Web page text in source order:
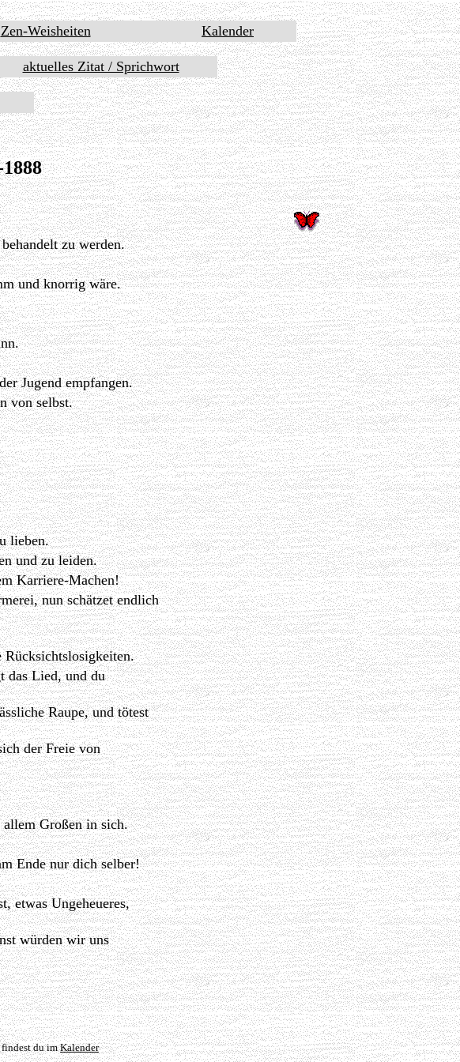
Zen-Weisheiten Kalender
aktuelles Zitat / Sprichwort
zu werden.
und knorrig wäre.
Jugend empfangen.
von selbst.
lieben.
und zu leiden.
Karriere-Machen!
nun schätzet endlich
das Lied, und du
Raupe, und tötest
der Freie von
Großen in sich.
Ende nur dich selber!
etwas Ungeheueres,
würden wir uns
findest du imKalender